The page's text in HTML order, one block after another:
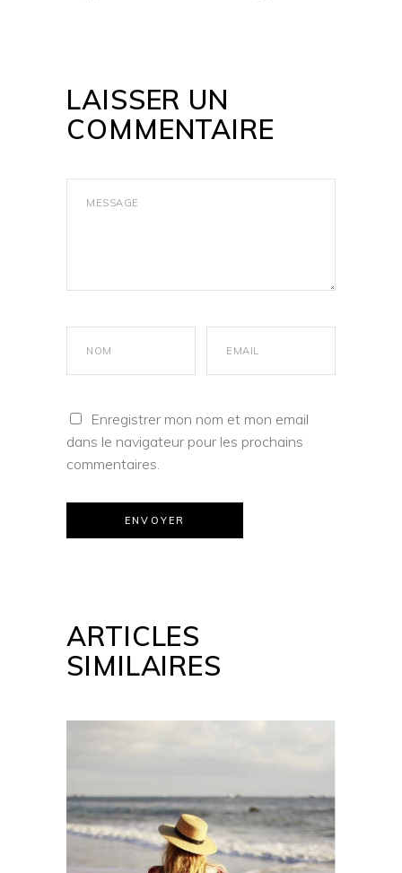
LAISSER UN
COMMENTAIRE
Enregistrer mon nom et mon email
dans le navigateur pour les prochains
commentaires.
ENVOYER
ARTICLES
SIMILAIRES